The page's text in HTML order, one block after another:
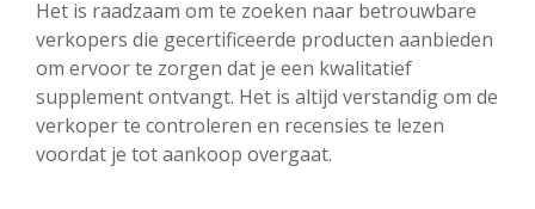
Het is raadzaam om te zoeken naar betrouwbare
verkopers die gecertificeerde producten aanbieden
om ervoor te zorgen dat je een kwalitatief
supplement ontvangt. Het is altijd verstandig om de
verkoper te controleren en recensies te lezen
voordat je tot aankoop overgaat.